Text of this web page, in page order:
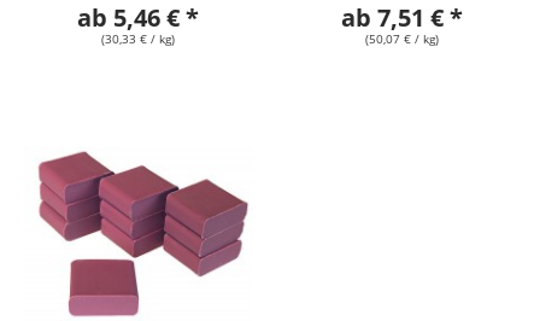
ab 5,46 € *
(30,33 € / kg)
ab 7,51 € *
(50,07 € / kg)